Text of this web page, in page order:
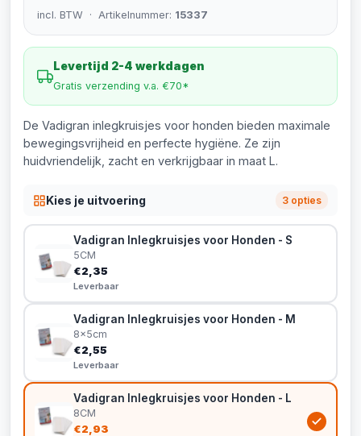
incl. BTW · Artikelnummer: 15337
Levertijd 2-4 werkdagen
Gratis verzending v.a. €70*
De Vadigran inlegkruisjes voor honden bieden maximale
bewegingsvrijheid en perfecte hygiëne. Ze zijn
huidvriendelijk, zacht en verkrijgbaar in maat L.
Kies je uitvoering 3 opties
Vadigran Inlegkruisjes voor Honden - S
5CM
€2,35
Leverbaar
Vadigran Inlegkruisjes voor Honden - M
8x5cm
€2,55
Leverbaar
Vadigran Inlegkruisjes voor Honden - L
8CM
€2,93